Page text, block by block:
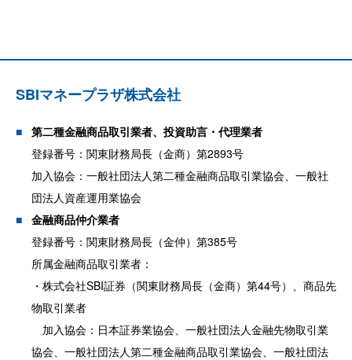
SBIマネープラザ株式会社
第二種金融商品取引業者、投資助言・代理業者
登録番号：関東財務局長（金商）第2893号
加入協会：一般社団法人第二種金融商品取引業協会、一般社
団法人資産運用業協会
金融商品仲介業者
登録番号：関東財務局長（金仲）第385号
所属金融商品取引業者：
・株式会社SBI証券（関東財務局長（金商）第44号）、商品先
物取引業者
加入協会：日本証券業協会、一般社団法人金融先物取引業
協会、一般社団法人第二種金融商品取引業協会、一般社団法